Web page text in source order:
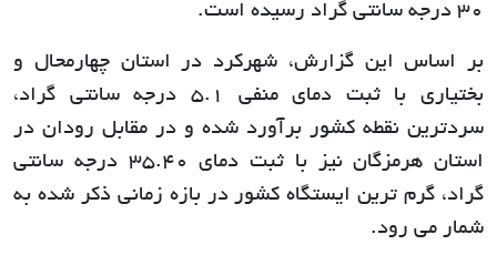
30 درجه سانتی گراد رسیده است.
بر اساس این گزارش، شهرکرد در استان چهارمحال و
بختیاری با ثبت دمای منفی 5.1 درجه سانتی گراد،
سردترین نقطه کشور برآورد شده و در مقابل رودان در
استان هرمزگان نیز با ثبت دمای 35.40 درجه سانتی
گراد، گرم ترین ایستگاه کشور در بازه زمانی ذکر شده به
شمار می رود.